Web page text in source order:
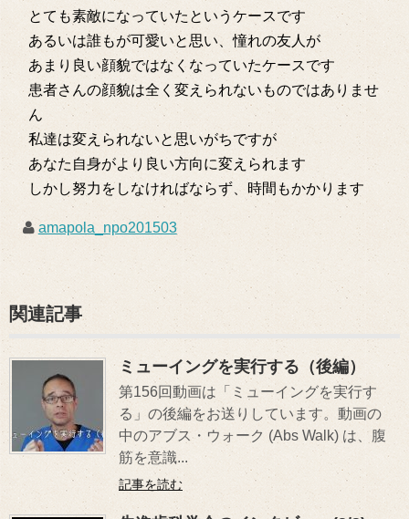
とても素敵になっていたというケースです
あるいは誰もが可愛いと思い、憧れの友人が
あまり良い顔貌ではなくなっていたケースです
患者さんの顔貌は全く変えられないものではありませ
ん
私達は変えられないと思いがちですが
あなた自身がより良い方向に変えられます
しかし努力をしなければならず、時間もかかります
amapola_npo201503
関連記事
ミューイングを実行する（後編）
第156回動画は「ミューイングを実行す
る」の後編をお送りしています。動画の
中のアブス・ウォーク (Abs Walk) は、腹
筋を意識...
記事を読む